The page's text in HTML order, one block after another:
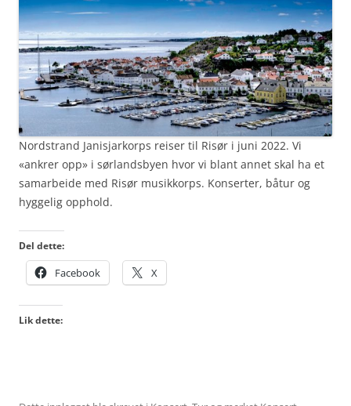
Nordstrand Janisjarkorps reiser til Risør i juni 2022. Vi
«ankrer opp» i sørlandsbyen hvor vi blant annet skal ha et
samarbeide med Risør musikkorps. Konserter, båtur og
hyggelig opphold.
Del dette:
Facebook X
Lik dette: